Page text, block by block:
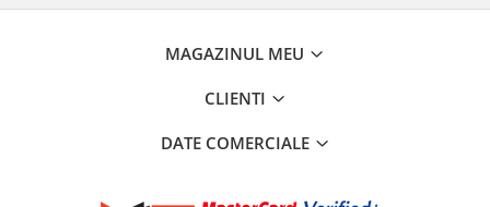
MAGAZINUL MEU
CLIENTI
DATE COMERCIALE